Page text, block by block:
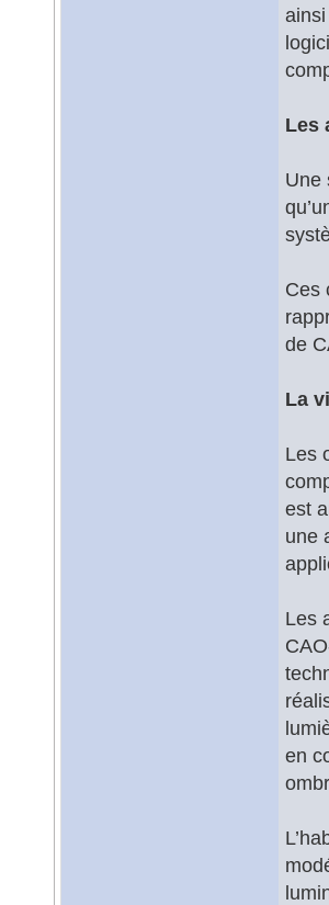
Les
Une
Ces
de
La
Les
est
une
Les
en